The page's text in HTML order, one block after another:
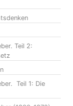
Teil 2:
Teil 1: Die